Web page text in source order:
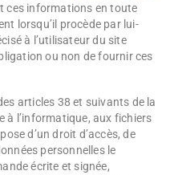
ces informations en toute
lorsqu’il procède par lui-
à l’utilisateur du site
ou non de fournir ces
articles 38 et suivants de la
à l’informatique, aux fichiers
d’un droit d’accès, de
personnelles le
écrite et signée,